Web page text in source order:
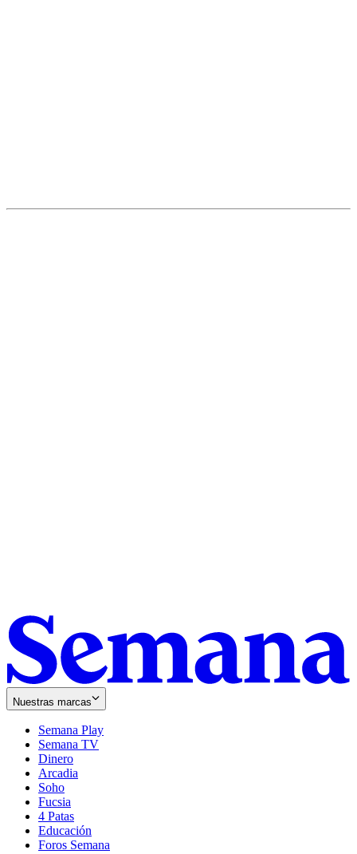
Nuestras marcas
Semana Play
Semana TV
Dinero
Arcadia
Soho
in
new
window
Fucsia
in
new
window
4 Patas
Educación
Foros Semana